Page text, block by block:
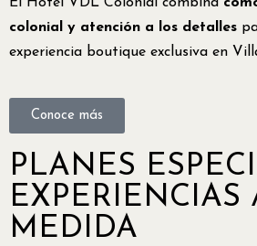
colonial y atención a los detalles
experiencia boutique exclusiva en
Conoce más
PLANES
EXPERIENCIAS
MEDIDA